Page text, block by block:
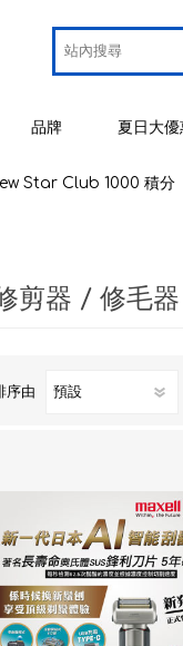
器及用品
品牌
Maxell 麥克賽爾
Wellue
AKOi 雅佳兒
essGee
Violife
夏日大優
Star Club 1000 積分
剪器 / 修毛器
序由